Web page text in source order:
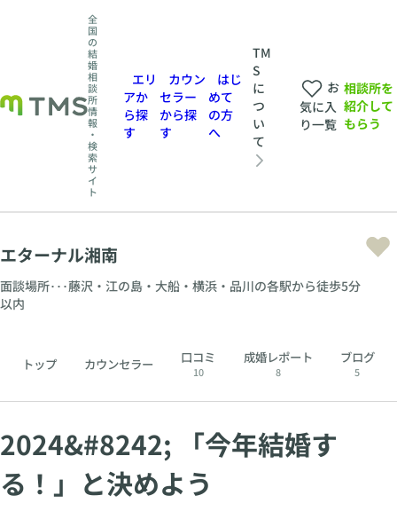
全
国
の
結
婚
相
談
所
情
報
・
検
索
サ
イ
ト
エリ
アか
ら探
す
カウン
セラー
から探
す
はじ
めて
の方
へ
TM
S
に
つ
い
て
お
気に入
り一覧
相談所を
紹介して
もらう
エターナル湘南
面談場所･･･藤沢・江の島・大船・横浜・品川の各駅から徒歩5分
以内
トップ カウンセラー 口コミ
10
成婚レポート
8
ブログ
5
2024&#8242; 「今年結婚す
る！」と決めよう